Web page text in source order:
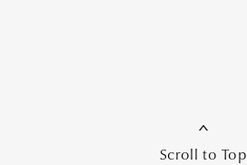
Scroll to Top